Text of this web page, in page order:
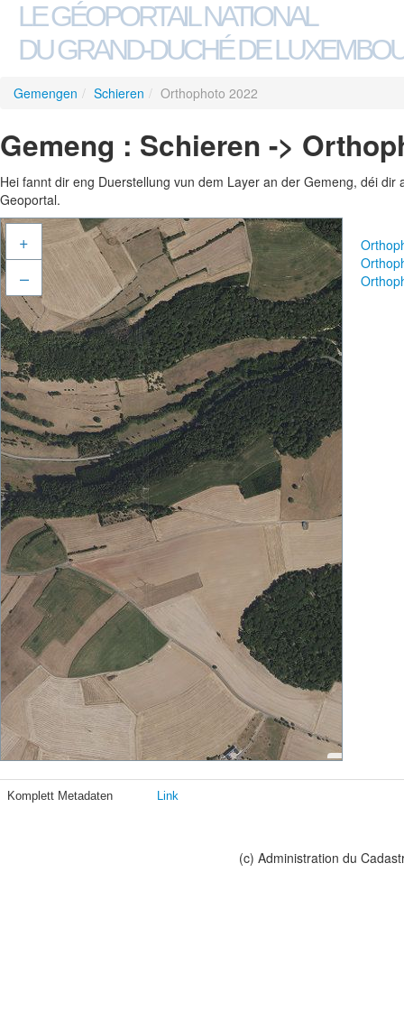
LE GÉOPORTAIL NATIONAL
DU GRAND-DUCHÉ DE
Gemengen / Schieren / Orthophoto 2022
Gemeng : Schieren ->
Hei fannt dir eng Duerstellung vun dem Layer an der Gemeng, déi
Geoportal.
+
–
Komplett Metadaten Link
(c) Administration du